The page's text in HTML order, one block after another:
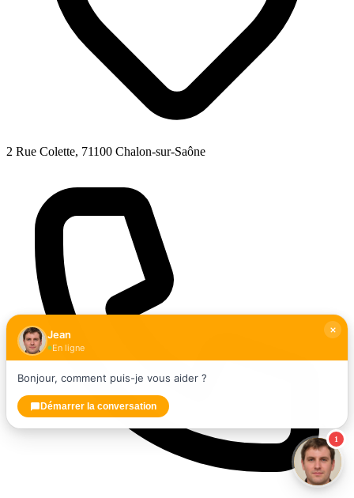
2 Rue Colette, 71100 Chalon-sur-Saône
1
Jean
En ligne
Bonjour, comment puis-je vous aider ?
Démarrer la conversation